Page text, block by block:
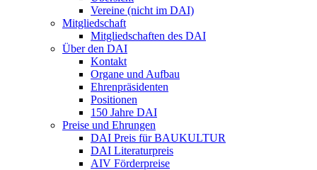
Vereine (nicht im DAI)
Mitgliedschaft
Mitgliedschaften des DAI
Über den DAI
Kontakt
Organe und Aufbau
Ehrenpräsidenten
Positionen
150 Jahre DAI
Preise und Ehrungen
DAI Preis für BAUKULTUR
DAI Literaturpreis
AIV Förderpreise